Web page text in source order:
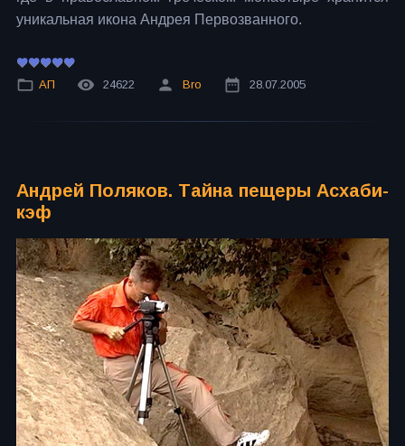
уникальная икона Андрея Первозванного.
АП 24622 Bro 28.07.2005
Андрей Поляков. Тайна пещеры Асхаби-
кэф